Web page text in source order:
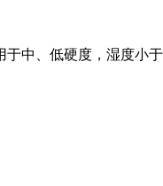
中、低硬度，湿度小